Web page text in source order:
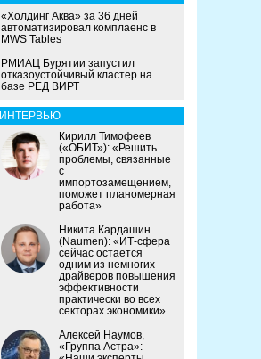
«Холдинг Аква» за 36 дней
автоматизировал комплаенс в
MWS Tables
РМИАЦ Бурятии запустил
отказоустойчивый кластер на
базе РЕД ВИРТ
ИНТЕРВЬЮ
Кирилл Тимофеев
(«ОБИТ»): «Решить
проблемы, связанные
с
импортозамещением,
поможет планомерная
работа»
Никита Кардашин
(Naumen): «ИТ-сфера
сейчас остается
одним из немногих
драйверов повышения
эффективности
практически во всех
секторах экономики»
Алексей Наумов,
«Группа Астра»: